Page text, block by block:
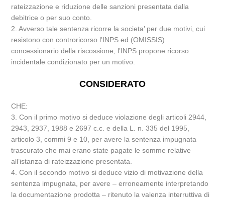
rateizzazione e riduzione delle sanzioni presentata dalla
debitrice o per suo conto.
2. Avverso tale sentenza ricorre la societa’ per due motivi, cui
resistono con controricorso l’INPS ed (OMISSIS)
concessionario della riscossione; l’INPS propone ricorso
incidentale condizionato per un motivo.
CONSIDERATO
CHE:
3. Con il primo motivo si deduce violazione degli articoli 2944,
2943, 2937, 1988 e 2697 c.c. e della L. n. 335 del 1995,
articolo 3, commi 9 e 10, per avere la sentenza impugnata
trascurato che mai erano state pagate le somme relative
all’istanza di rateizzazione presentata.
4. Con il secondo motivo si deduce vizio di motivazione della
sentenza impugnata, per avere – erroneamente interpretando
la documentazione prodotta – ritenuto la valenza interruttiva di